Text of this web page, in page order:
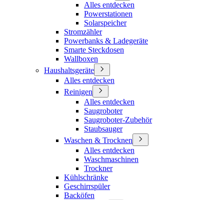
Alles entdecken
Powerstationen
Solarspeicher
Stromzähler
Powerbanks & Ladegeräte
Smarte Steckdosen
Wallboxen
Haushaltsgeräte
Alles entdecken
Reinigen
Alles entdecken
Saugroboter
Saugroboter-Zubehör
Staubsauger
Waschen & Trocknen
Alles entdecken
Waschmaschinen
Trockner
Kühlschränke
Geschirrspüler
Backöfen